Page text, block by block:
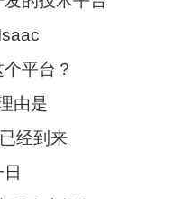
平台？
由是
经到来